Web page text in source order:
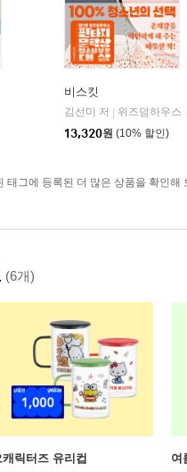
비스킷
김선미 저
위즈덤하우스
13,320원 (10% 할인)
태그에 등록된 더 많은 상품을 확인해
(6개)
릭터즈 유리컵 여